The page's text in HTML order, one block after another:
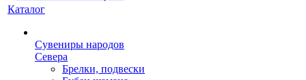
Каталог
Сувениры народов
Севера
Брелки, подвески